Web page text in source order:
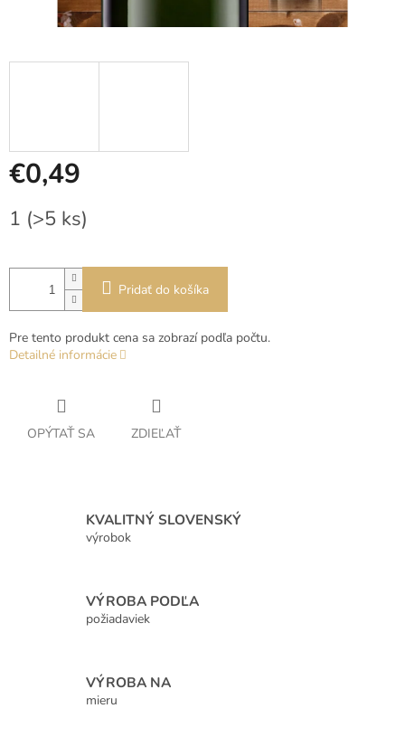
€0,49
cena:
1 (>5 ks)
Pridať do košíka
Pre tento produkt cena sa zobrazí podľa počtu.
Detailné informácie
OPÝTAŤ SA ZDIEĽAŤ
KVALITNÝ SLOVENSKÝ
výrobok
VÝROBA PODĽA
požiadaviek
VÝROBA NA
mieru